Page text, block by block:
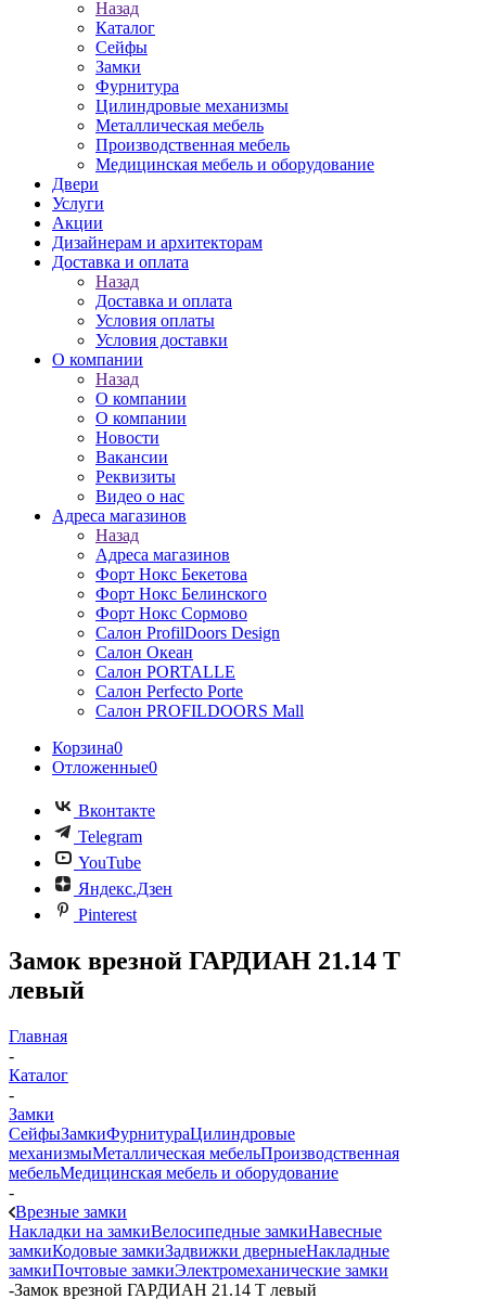
Назад
Каталог
Сейфы
Замки
Фурнитура
Цилиндровые механизмы
Металлическая мебель
Производственная мебель
Медицинская мебель и оборудование
Двери
Услуги
Акции
Дизайнерам и архитекторам
Доставка и оплата
Назад
Доставка и оплата
Условия оплаты
Условия доставки
О компании
Назад
О компании
О компании
Новости
Вакансии
Реквизиты
Видео о нас
Адреса магазинов
Назад
Адреса магазинов
Форт Нокс Бекетова
Форт Нокс Белинского
Форт Нокс Сормово
Салон ProfilDoors Design
Салон Океан
Салон PORTALLE
Салон Perfecto Portе
Салон PROFILDOORS Mall
Корзина0
Отложенные0
Вконтакте
Telegram
YouTube
Яндекс.Дзен
Pinterest
Замок врезной ГАРДИАН 21.14 Т
левый
Главная
-
Каталог
-
Замки
СейфыЗамкиФурнитураЦилиндровые
механизмыМеталлическая мебельПроизводственная
мебельМедицинская мебель и оборудование
-
Врезные замки
Накладки на замкиВелосипедные замкиНавесные
замкиКодовые замкиЗадвижки дверныеНакладные
замкиПочтовые замкиЭлектромеханические замки
-Замок врезной ГАРДИАН 21.14 Т левый